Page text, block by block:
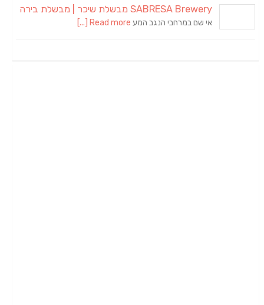
SABRESA Brewery מבשלת שיכר | מבשלת בירה
אי שם במרחבי הנגב המע Read more [...]